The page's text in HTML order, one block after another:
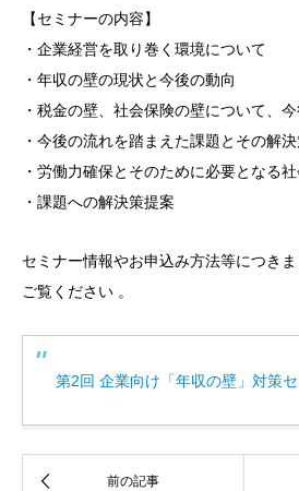
【セミナーの内容】
・企業経営を取り巻く環境について
・年収の壁の現状と今後の動向
・税金の壁、社会保険の壁について、
・今後の流れを踏まえた課題とその解
・労働力確保とそのために必要となる
・課題への解決策提案
セミナー情報やお申込み方法等につき
ご覧ください 。
第2回 企業向け「年収の壁」対策